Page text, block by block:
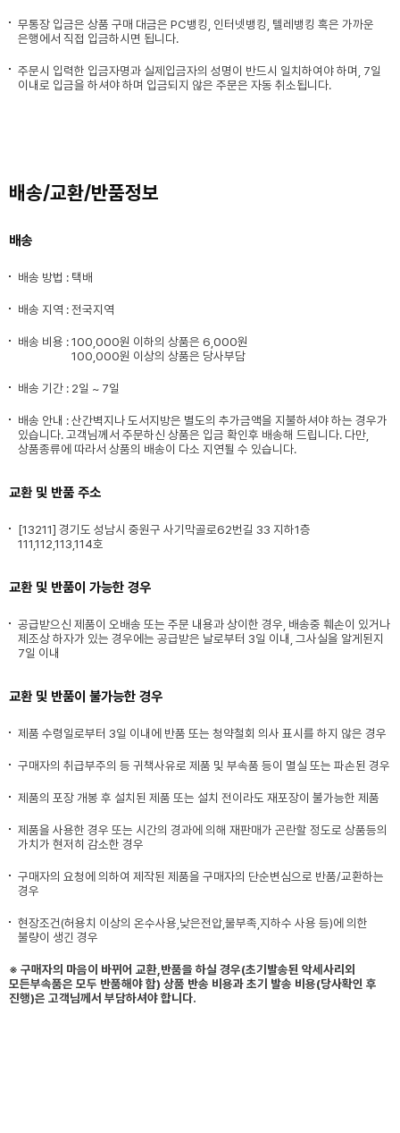
무통장 입금은 상품 구매 대금은 PC뱅킹, 인터넷뱅킹, 텔레뱅킹 혹은 가까운
은행에서 직접 입금하시면 됩니다.
주문시 입력한 입금자명과 실제입금자의 성명이 반드시 일치하여야 하며, 7일
이내로 입금을 하셔야 하며 입금되지 않은 주문은 자동 취소됩니다.
배송/교환/반품정보
배송
배송 방법 : 택배
배송 지역 : 전국지역
배송 비용 :100,000원 이하의 상품은 6,000원
100,000원 이상의 상품은 당사부담
배송 기간 : 2일 ~ 7일
배송 안내 : 산간벽지나 도서지방은 별도의 추가금액을 지불하셔야 하는 경우가
있습니다. 고객님께서 주문하신 상품은 입금 확인후 배송해 드립니다. 다만,
상품종류에 따라서 상품의 배송이 다소 지연될 수 있습니다.
교환 및 반품 주소
[13211] 경기도 성남시 중원구 사기막골로62번길 33 지하1층
111,112,113,114호
교환 및 반품이 가능한 경우
공급받으신 제품이 오배송 또는 주문 내용과 상이한 경우, 배송중 훼손이 있거나
제조상 하자가 있는 경우에는 공급받은 날로부터 3일 이내, 그사실을 알게된지
7일 이내
교환 및 반품이 불가능한 경우
제품 수령일로부터 3일 이내에 반품 또는 청약철회 의사 표시를 하지 않은 경우
구매자의 취급부주의 등 귀책사유로 제품 및 부속품 등이 멸실 또는 파손된 경우
제품의 포장 개봉 후 설치된 제품 또는 설치 전이라도 재포장이 불가능한 제품
제품을 사용한 경우 또는 시간의 경과에 의해 재판매가 곤란할 정도로 상품등의
가치가 현저히 감소한 경우
구매자의 요청에 의하여 제작된 제품을 구매자의 단순변심으로 반품/교환하는
경우
현장조건(허용치 이상의 온수사용,낮은전압,물부족,지하수 사용 등)에 의한
불량이 생긴 경우
※ 구매자의 마음이 바뀌어 교환,반품을 하실 경우(초기발송된 악세사리외
모든부속품은 모두 반품해야 함) 상품 반송 비용과 초기 발송 비용(당사확인 후
진행)은 고객님께서 부담하셔야 합니다.